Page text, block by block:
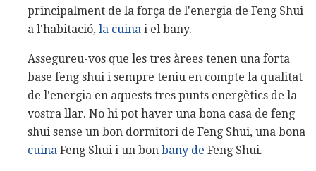
principalment de la força de l'energia de Feng Shui
a l'habitació, la cuina i el bany.
Assegureu-vos que les tres àrees tenen una forta
base feng shui i sempre teniu en compte la qualitat
de l'energia en aquests tres punts energètics de la
vostra llar. No hi pot haver una bona casa de feng
shui sense un bon dormitori de Feng Shui, una bona
cuina Feng Shui i un bon bany de Feng Shui.